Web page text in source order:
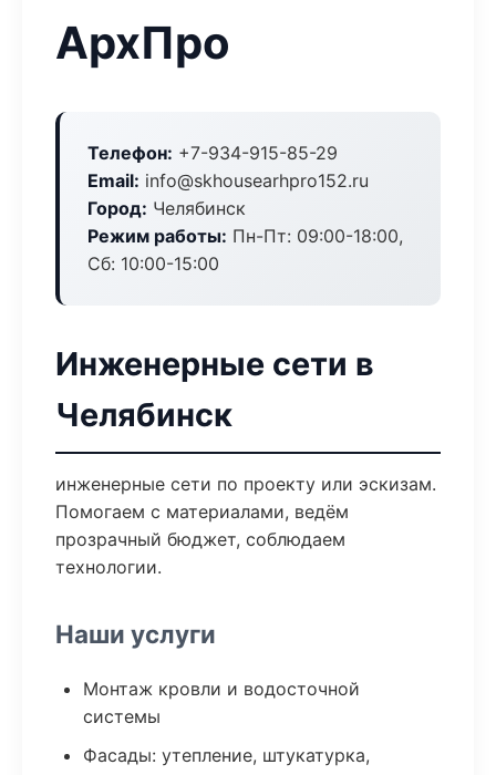
АрхПро
Телефон: +7-934-915-85-29
Email: info@skhousearhpro152.ru
Город: Челябинск
Режим работы: Пн-Пт: 09:00-18:00,
Сб: 10:00-15:00
Инженерные сети в
Челябинск
инженерные сети по проекту или эскизам.
Помогаем с материалами, ведём
прозрачный бюджет, соблюдаем
технологии.
Наши услуги
Монтаж кровли и водосточной
системы
Фасады: утепление, штукатурка,